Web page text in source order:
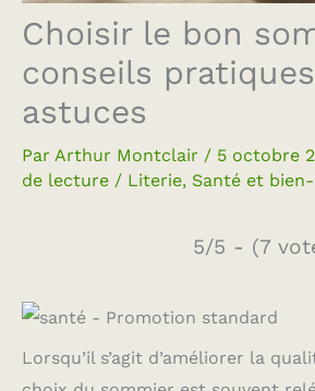
Choisir le bon
conseils
astuces
Par Arthur Montclair / 5 octobre
de lecture / Literie, Santé et
5/5 - (7
Lorsqu’il s’agit d’améliorer la